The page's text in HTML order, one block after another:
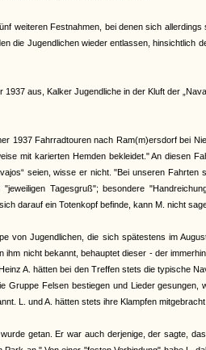
weiteren Festnahmen, bei denen sich
die Jugendlichen wieder entlassen, hinsichtlich
aus, Kalker Jugendliche in der Kluft der
1937 Fahrradtouren nach Ram(m)ersdorf bei
mit karierten Hemden bekleidet." An diesen
seien, wisse er nicht. "Bei unseren
Tagesgruß"; besondere
darauf ein Totenkopf befinde, kann M. nicht
von Jugendlichen, die sich spätestens im
nicht bekannt, behauptet dieser - der
A. hätten bei den Treffen stets die typische
Gruppe Felsen bestiegen und Lieder
L. und A. hätten stets ihre Klampfen mitgebracht
getan. Er war auch derjenige, der sagte,